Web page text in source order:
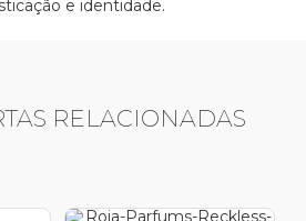
e identidade.
RELACIONADAS